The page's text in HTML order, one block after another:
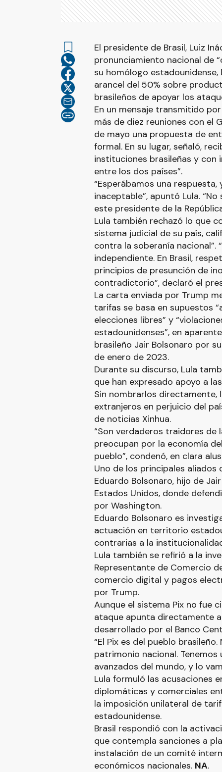
El presidente de Brasil, Luiz
pronunciamiento nacional de
su homólogo estadounidense,
arancel del 50% sobre
brasileños de apoyar los
En un mensaje transmitido
más de diez reuniones con el
de mayo una propuesta de
formal. En su lugar, señaló,
instituciones brasileñas y con
entre los dos países”.
“Esperábamos una
inaceptable”, apuntó Lula.
este presidente de la
Lula también rechazó lo que
sistema judicial de su país,
contra la soberanía nacional”.
independiente. En Brasil,
principios de presunción de
contradictorio”, declaró el
La carta enviada por Trump
tarifas se basa en supuestos
elecciones libres” y
estadounidenses”, en
brasileño Jair Bolsonaro por
de enero de 2023.
Durante su discurso, Lula
que han expresado apoyo a
Sin nombrarlos
extranjeros en perjuicio del
de noticias Xinhua.
“Son verdaderos traidores de
preocupan por la economía
pueblo”, condenó, en clara
Uno de los principales aliados
Eduardo Bolsonaro, hijo de
Estados Unidos, donde
por Washington.
Eduardo Bolsonaro es
actuación en territorio
contrarias a la
Lula también se refirió a la
Representante de Comercio
comercio digital y pagos
por Trump.
Aunque el sistema Pix no fue
ataque apunta directamente
desarrollado por el Banco
“El Pix es del pueblo
patrimonio nacional.
avanzados del mundo, y lo
Lula formuló las acusaciones
diplomáticas y comerciales
la imposición unilateral de
estadounidense.
Brasil respondió con la
que contempla sanciones a
instalación de un comité
económicos nacionales. NA.